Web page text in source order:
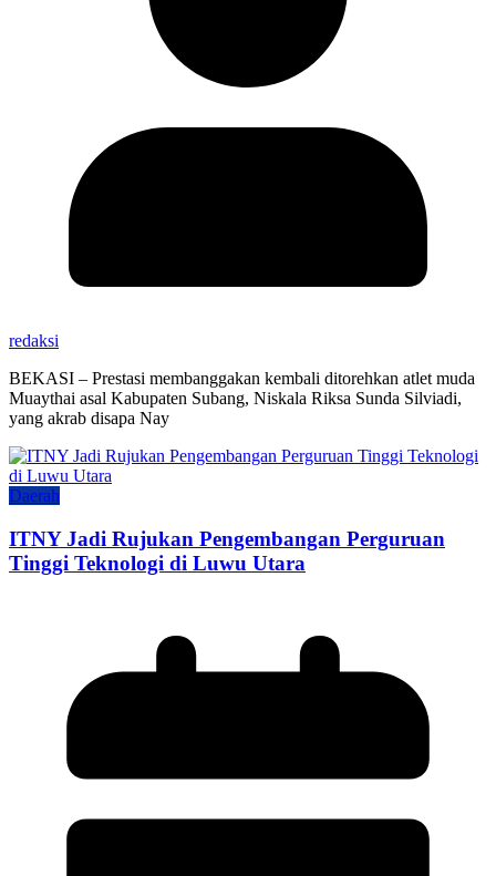
redaksi
BEKASI – Prestasi membanggakan kembali ditorehkan atlet muda
Muaythai asal Kabupaten Subang, Niskala Riksa Sunda Silviadi,
yang akrab disapa Nay
Daerah
ITNY Jadi Rujukan Pengembangan Perguruan
Tinggi Teknologi di Luwu Utara